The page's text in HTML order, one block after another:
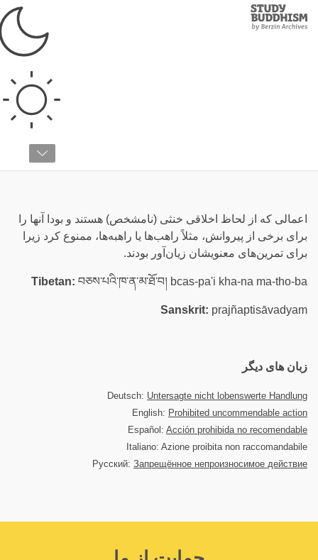
Study
Buddhism
عمل ممنوع ناستودنی
اعمالی که از لحاظ اخلاقی خنثی (نامشخص) هستند و بودا آنها را
برای برخی از پیروانش، مثلاً راهب‌ها یا راهبه‌ها، ممنوع کرد زیرا
برای تمرین‌های معنویشان زیان‌آور بودند.
Tibetan: བཅས་པའི་ཁ་ན་མ་ཐོ་བ། bcas-pa'i kha-na ma-tho-ba
Sanskrit: prajñaptisāvadyam
زبان های دیگر
Deutsch: Untersagte nicht lobenswerte Handlung
English: Prohibited uncommendable action
Español: Acción prohibida no recomendable
Italiano: Azione proibita non raccomandabile
Русский: Запрещённое непроизносимое действие